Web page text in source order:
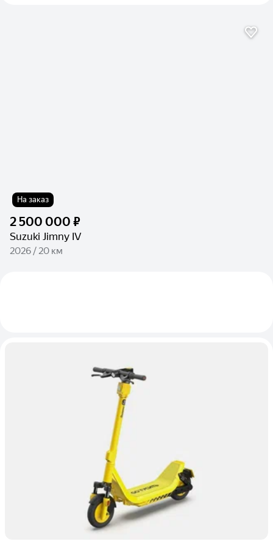
На заказ
2 500 000 ₽
Suzuki Jimny IV
2026 / 20 км